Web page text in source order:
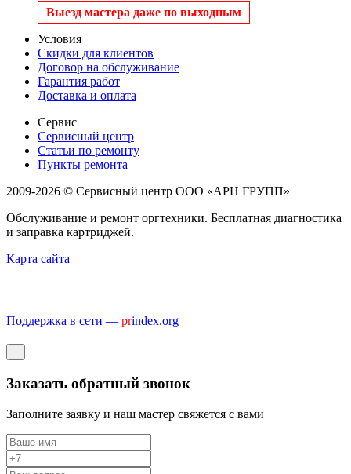
Выезд мастера даже по выходным
Условия
Скидки для клиентов
Договор на обслуживание
Гарантия работ
Доставка и оплата
Сервис
Сервисный центр
Статьи по ремонту
Пункты ремонта
2009-2026 © Сервисный центр ООО «АРН ГРУПП»
Обслуживание и ремонт оргтехники. Бесплатная диагностика
и заправка картриджей.
Карта сайта
Поддержка в сети — prindex.org
Заказать обратный звонок
Заполните заявку и наш мастер свяжется с вами